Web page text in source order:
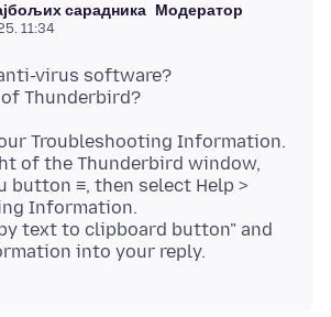
сарадника Модератор
11:34
virus software?
Troubleshooting Information.
of the Thunderbird window,
button ≡, then select Help >
Information.
text to clipboard button" and